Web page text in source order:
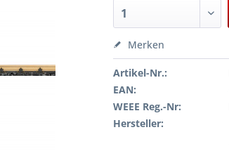
Merken
Artikel-Nr.:
EAN:
WEEE Reg.-Nr:
Hersteller: